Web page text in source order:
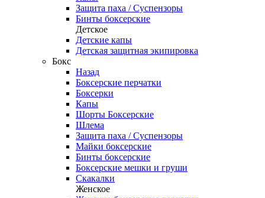
Защита паха / Суспензоры
Бинты боксерские
Детское
Детские капы
Детская защитная экипировка
Бокс
Назад
Боксерские перчатки
Боксерки
Капы
Шорты Боксерские
Шлема
Защита паха / Суспензоры
Майки боксерские
Бинты боксерские
Боксерские мешки и груши
Скакалки
Женское